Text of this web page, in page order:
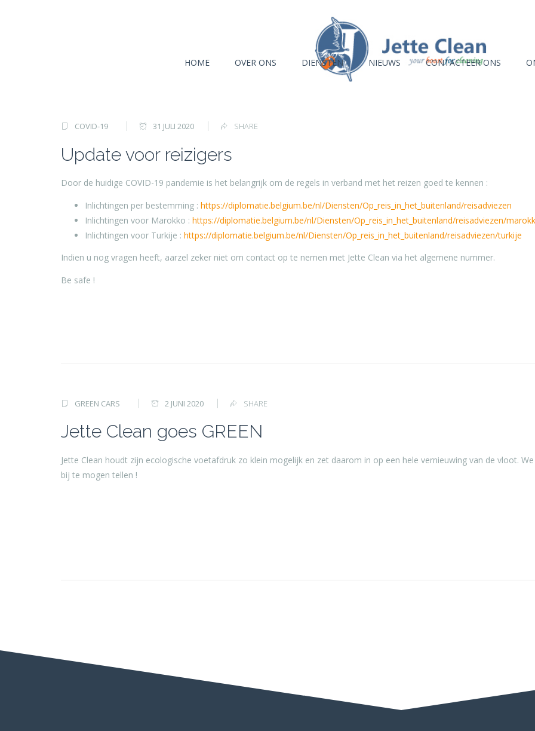
HOME OVER ONS DIENSTEN NIEUWS CONTACTEER ONS
COVID-19 31 JULI 2020 SHARE
Update voor reizigers
Door de huidige COVID-19 pandemie is het belangrijk om de regels in verband met het reizen goed te kennen :
Inlichtingen per bestemming : https://diplomatie.belgium.be/nl/Diensten/Op_reis_in_het_buitenland/reisadviezen
Inlichtingen voor Marokko : https://diplomatie.belgium.be/nl/Diensten/Op_reis_in_het_buitenland/reisadviezen/
Inlichtingen voor Turkije : https://diplomatie.belgium.be/nl/Diensten/Op_reis_in_het_buitenland/reisadviezen/turkije
Indien u nog vragen heeft, aarzel zeker niet om contact op te nemen met Jette Clean via het algemene nummer.
Be safe !
GREEN CARS 2 JUNI 2020 SHARE
Jette Clean goes GREEN
Jette Clean houdt zijn ecologische voetafdruk zo klein mogelijk en zet daarom in op een hele vernieuwing van de vloot.
bij te mogen tellen !